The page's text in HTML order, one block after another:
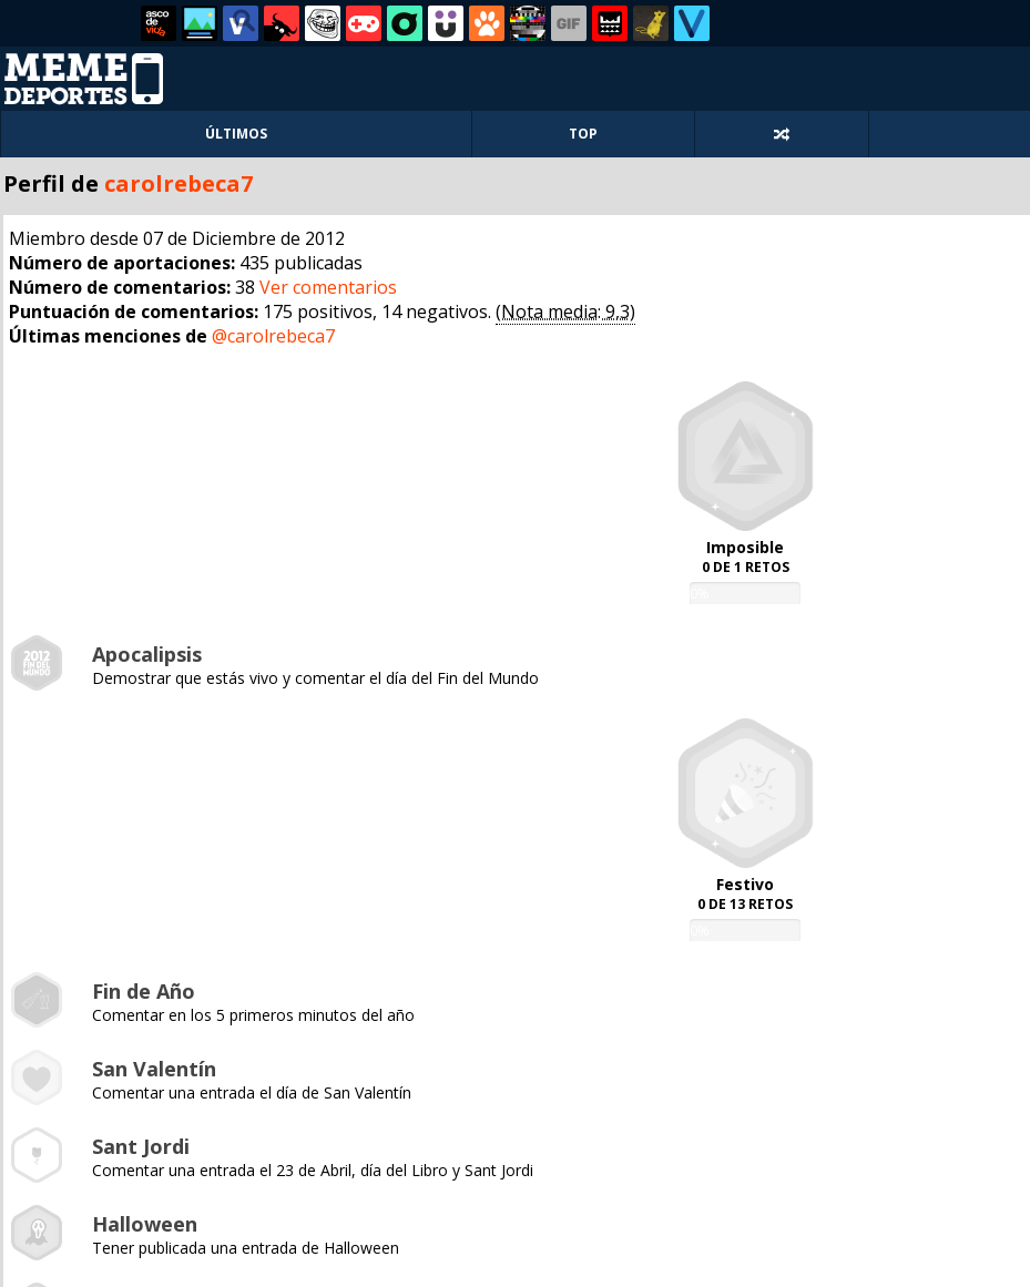
ÚLTIMOS TOP
Perfil de carolrebeca7
Miembro desde 07 de Diciembre de 2012
Número de aportaciones: 435 publicadas
Número de comentarios:38 Ver comentarios
Puntuación de comentarios: 175 positivos, 14 negativos. (Nota media: 9,3)
Últimas menciones de @carolrebeca7
Imposible
0 DE 1 RETOS
Apocalipsis
Demostrar que estás vivo y comentar el día del Fin del Mundo
Festivo
0 DE 13 RETOS
Fin de Año
Comentar en los 5 primeros minutos del año
San Valentín
Comentar una entrada el día de San Valentín
Sant Jordi
Comentar una entrada el 23 de Abril, día del Libro y Sant Jordi
Halloween
Tener publicada una entrada de Halloween